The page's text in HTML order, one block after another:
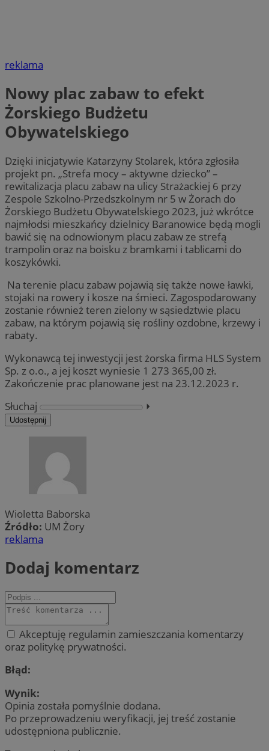
reklama
Nowy plac zabaw to efekt
Żorskiego Budżetu
Obywatelskiego
Dzięki inicjatywie Katarzyny Stolarek, która zgłosiła
projekt pn. „Strefa mocy – aktywne dziecko” –
rewitalizacja placu zabaw na ulicy Strażackiej 6 przy
Zespole Szkolno-Przedszkolnym nr 5 w Żorach do
Żorskiego Budżetu Obywatelskiego 2023, już wkrótce
najmłodsi mieszkańcy dzielnicy Baranowice będą mogli
bawić się na odnowionym placu zabaw ze strefą
trampolin oraz na boisku z bramkami i tablicami do
koszykówki.
Na terenie placu zabaw pojawią się także nowe ławki,
stojaki na rowery i kosze na śmieci. Zagospodarowany
zostanie również teren zielony w sąsiedztwie placu
zabaw, na którym pojawią się rośliny ozdobne, krzewy i
rabaty.
Wykonawcą tej inwestycji jest żorska firma HLS System
Sp. z o.o., a jej koszt wyniesie 1 273 365,00 zł.
Zakończenie prac planowane jest na 23.12.2023 r.
Słuchaj
⏵︎
Udostępnij
Wioletta Baborska
Źródło: UM Żory
reklama
Dodaj komentarz
Akceptuję regulamin zamieszczania komentarzy
oraz politykę prywatności.
Błąd:
Wynik:
Opinia została pomyślnie dodana.
Po przeprowadzeniu weryfikacji, jej treść zostanie
udostępniona publicznie.